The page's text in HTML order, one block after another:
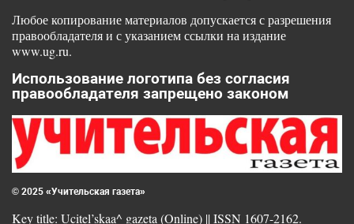
Любое копирование материалов допускается с разрешения
правообладателя и с указанием ссылки на издание
www.ug.ru.
Использование логотипа без согласия
правообладателя запрещено законом
© 2025 «Учительская газета»
Key title: Ucitel’skaa^ gazeta (Online) || ISSN 1607-2162.